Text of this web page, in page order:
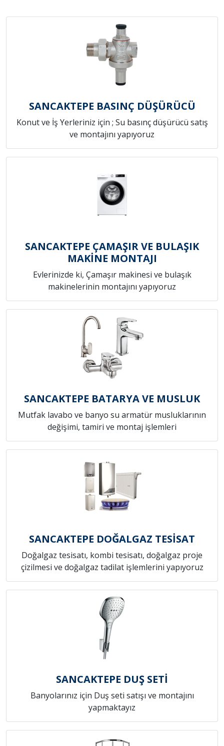
SANCAKTEPE BASINÇ DÜŞÜRÜCÜ
Konut ve İş Yerleriniz için ; Su basınç düşürücü satış
ve montajını yapıyoruz
SANCAKTEPE ÇAMAŞIR VE BULAŞIK
MAKİNE MONTAJI
Evlerinizde ki, Çamaşır makinesi ve bulaşık
makinelerinin montajını yapıyoruz
SANCAKTEPE BATARYA VE MUSLUK
Mutfak lavabo ve banyo su armatür musluklarının
değişimi, tamiri ve montaj işlemleri
SANCAKTEPE DOĞALGAZ TESİSAT
Doğalgaz tesisatı, kombi tesisatı, doğalgaz proje
çizilmesi ve doğalgaz tadilat işlemlerini yapıyoruz
SANCAKTEPE DUŞ SETİ
Banyolarınız için Duş seti satışı ve montajını
yapmaktayız